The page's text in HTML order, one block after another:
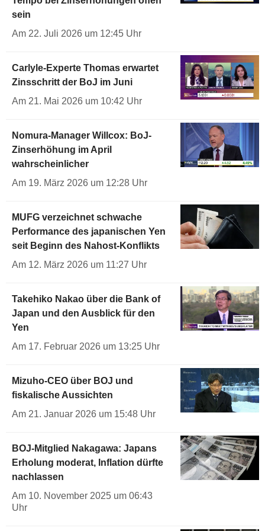
sein
Am 22. Juli 2026 um 12:45 Uhr
Carlyle-Experte Thomas erwartet
Zinsschritt der BoJ im Juni
Am 21. Mai 2026 um 10:42 Uhr
Nomura-Manager Willcox: BoJ-
Zinserhöhung im April
wahrscheinlicher
Am 19. März 2026 um 12:28 Uhr
MUFG verzeichnet schwache
Performance des japanischen Yen
seit Beginn des Nahost-Konflikts
Am 12. März 2026 um 11:27 Uhr
Takehiko Nakao über die Bank of
Japan und den Ausblick für den
Yen
Am 17. Februar 2026 um 13:25 Uhr
Mizuho-CEO über BOJ und
fiskalische Aussichten
Am 21. Januar 2026 um 15:48 Uhr
BOJ-Mitglied Nakagawa: Japans
Erholung moderat, Inflation dürfte
nachlassen
Am 10. November 2025 um 06:43
Uhr